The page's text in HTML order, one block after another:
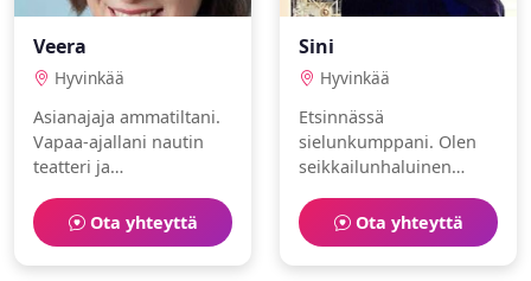
Veera
Hyvinkää
Asianajaja ammatiltani.
Vapaa-ajallani nautin
teatteri ja
rehellinen ja spontaani.
Haluaisin löytää jonkun
jakamaan arjen ilot.
Ota yhteyttä
Sini
Hyvinkää
Etsinnässä
sielunkumppani. Olen
seikkailunhaluinen
saliharjoittelu ja
matkustaminen.
Ota yhteyttä